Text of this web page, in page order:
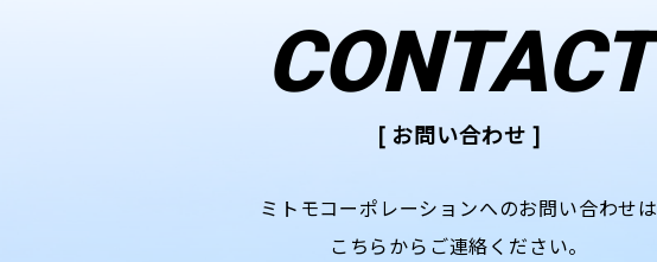
CONTACT
[ お問い合わせ ]
ミトモコーポレーションへのお問い合わせは
こちらからご連絡ください。